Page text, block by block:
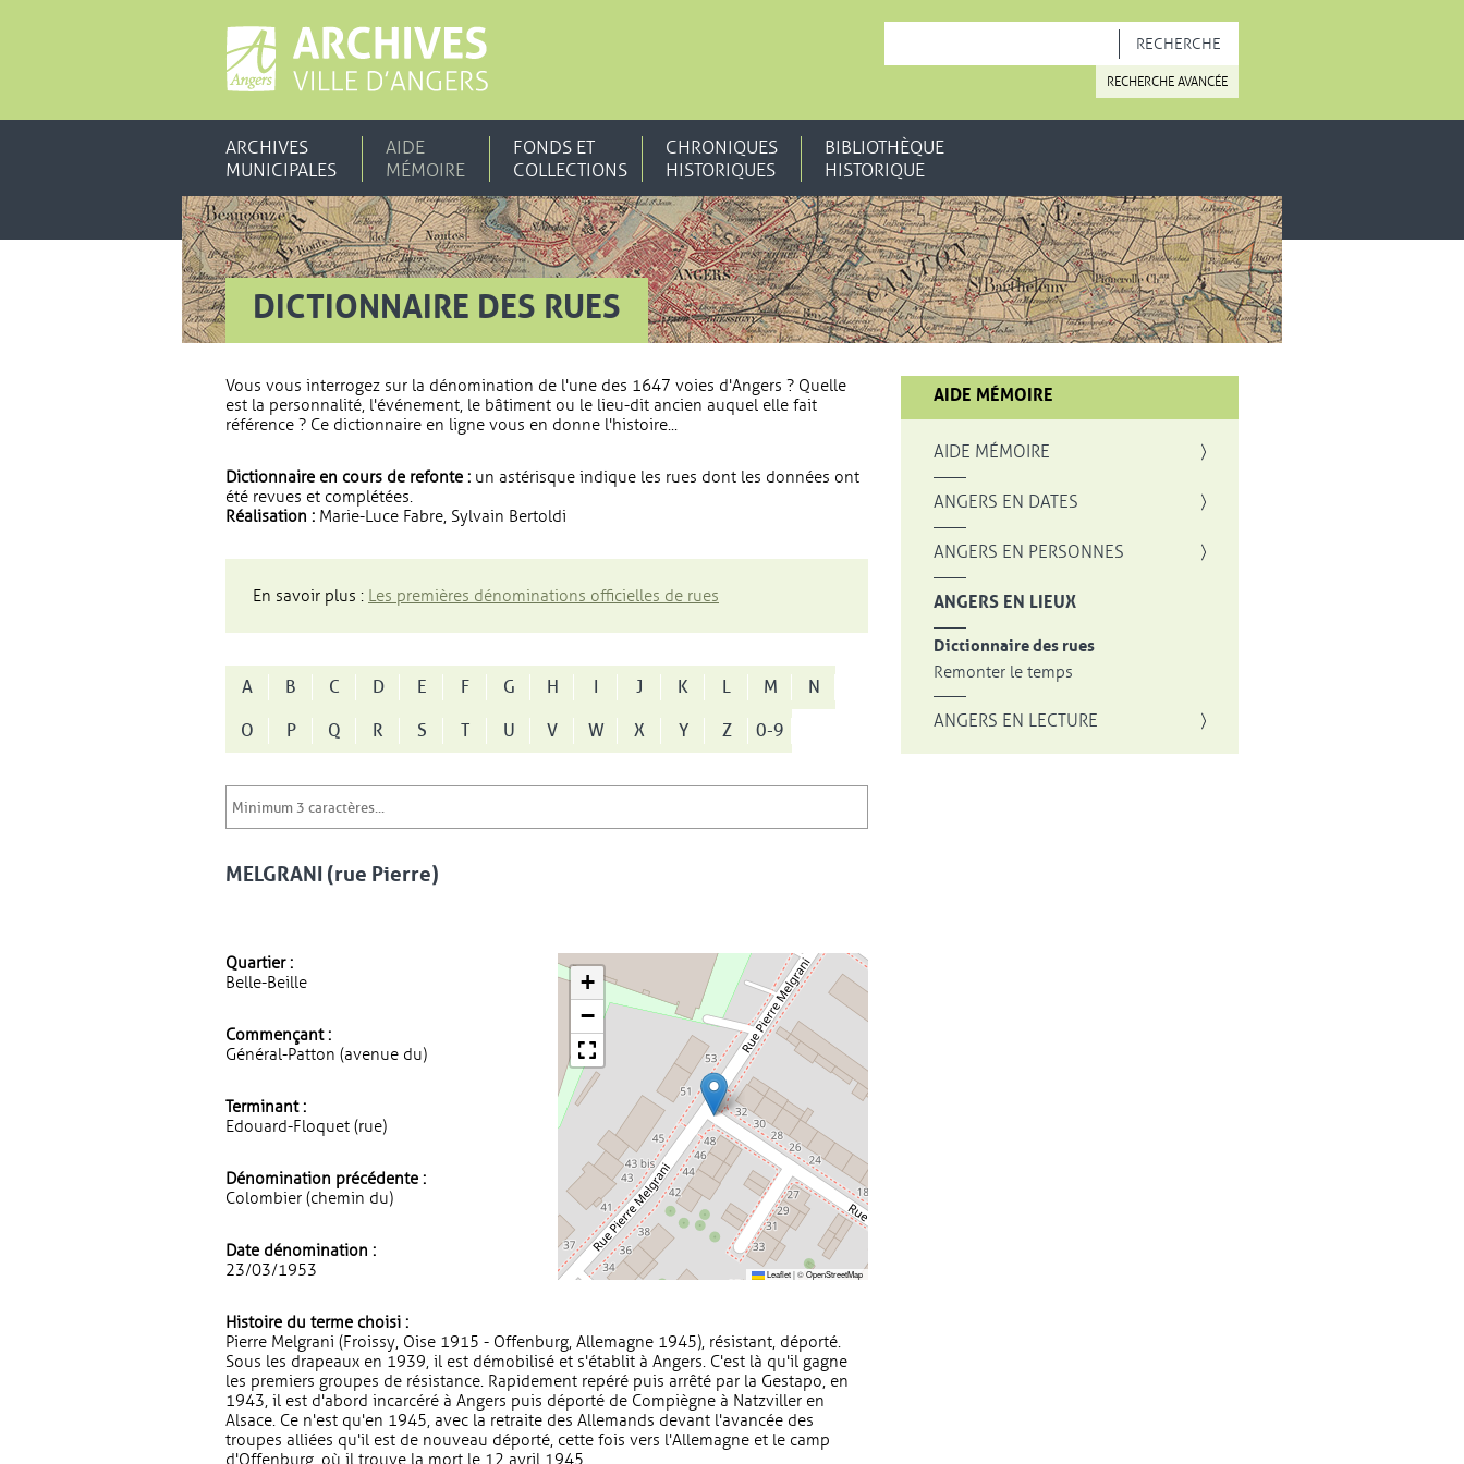
RECHERCHE AVANCÉE
ARCHIVES
MUNICIPALES
AIDE
MÉMOIRE
FONDS ET
COLLECTIONS
CHRONIQUES
HISTORIQUES
BIBLIOTHÈQUE
HISTORIQUE
DICTIONNAIRE DES RUES
Vous vous interrogez sur la dénomination de l'une des 1647 voies d'Angers ? Quelle
est la personnalité, l'événement, le bâtiment ou le lieu-dit ancien auquel elle fait
référence ? Ce dictionnaire en ligne vous en donne l'histoire...
Dictionnaire en cours de refonte : un astérisque indique les rues dont les données ont
été revues et complétées.
Réalisation : Marie-Luce Fabre, Sylvain Bertoldi
En savoir plus : Les premières dénominations officielles de rues
A B C D E F G H I J K L M
N
O
P Q R S T U V W X Y Z 0-9
MELGRANI (rue Pierre)
Quartier :
Belle-Beille
Commençant :
Général-Patton (avenue du)
Terminant :
Edouard-Floquet (rue)
Dénomination précédente :
Colombier (chemin du)
Date dénomination :
23/03/1953
+
−
Leaflet|©OpenStreetMap
Histoire du terme choisi :
Pierre Melgrani (Froissy, Oise 1915 - Offenburg, Allemagne 1945), résistant, déporté.
Sous les drapeaux en 1939, il est démobilisé et s'établit à Angers. C'est là qu'il gagne
les premiers groupes de résistance. Rapidement repéré puis arrêté par la Gestapo, en
1943, il est d'abord incarcéré à Angers puis déporté de Compiègne à Natzviller en
Alsace. Ce n'est qu'en 1945, avec la retraite des Allemands devant l'avancée des
troupes alliées qu'il est de nouveau déporté, cette fois vers l'Allemagne et le camp
d'Offenburg, où il trouve la mort le 12 avril 1945.
AIDE MÉMOIRE
AIDE MÉMOIRE
ANGERS EN DATES
ANGERS EN PERSONNES
ANGERS EN LIEUX
Dictionnaire des rues
Remonter le temps
ANGERS EN LECTURE